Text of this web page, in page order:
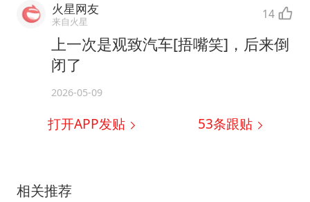
火星网友
来自火星 14
上一次是观致汽车[捂嘴笑]，后来倒
闭了
2026-05-09
打开APP发贴 53条跟贴
相关推荐